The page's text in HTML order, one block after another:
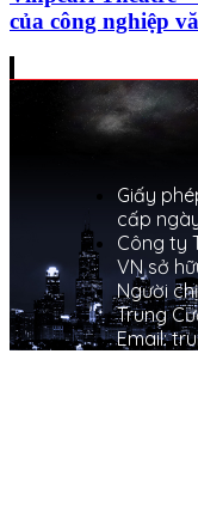
của công nghiệp
Giấy
cấp
Công ty
VN sở
Người
Trung
Email: